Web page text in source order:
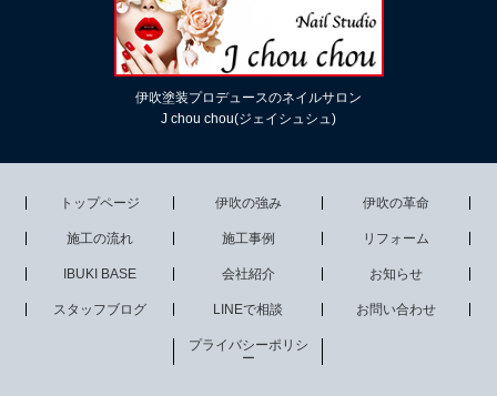
伊吹塗装プロデュースのネイルサロン
J chou chou(ジェイシュシュ)
トップページ 伊吹の強み 伊吹の革命
施工の流れ 施工事例 リフォーム
IBUKI BASE 会社紹介 お知らせ
スタッフブログ LINEで相談 お問い合わせ
プライバシーポリシ
ー